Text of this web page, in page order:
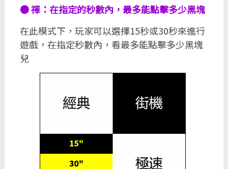
● 禪：在指定的秒數內，最多能點擊多少黑塊
在此模式下，玩家可以選擇15秒或30秒來進行
遊戲，在指定秒數內，看最多能點擊多少黑塊
兒